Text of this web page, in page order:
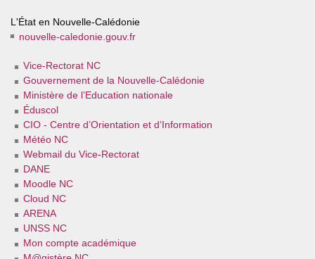
L'État en Nouvelle-Calédonie
nouvelle-caledonie.gouv.fr
Vice-Rectorat NC
Gouvernement de la Nouvelle-Calédonie
Ministère de l’Education nationale
Éduscol
CIO - Centre d’Orientation et d’Information
Météo NC
Webmail du Vice-Rectorat
DANE
Moodle NC
Cloud NC
ARENA
UNSS NC
Mon compte académique